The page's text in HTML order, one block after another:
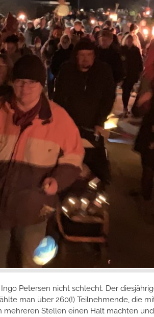
Petersen nicht schlecht. Der
man über 260(!) Teilnehmende, die
Stellen einen Halt machten